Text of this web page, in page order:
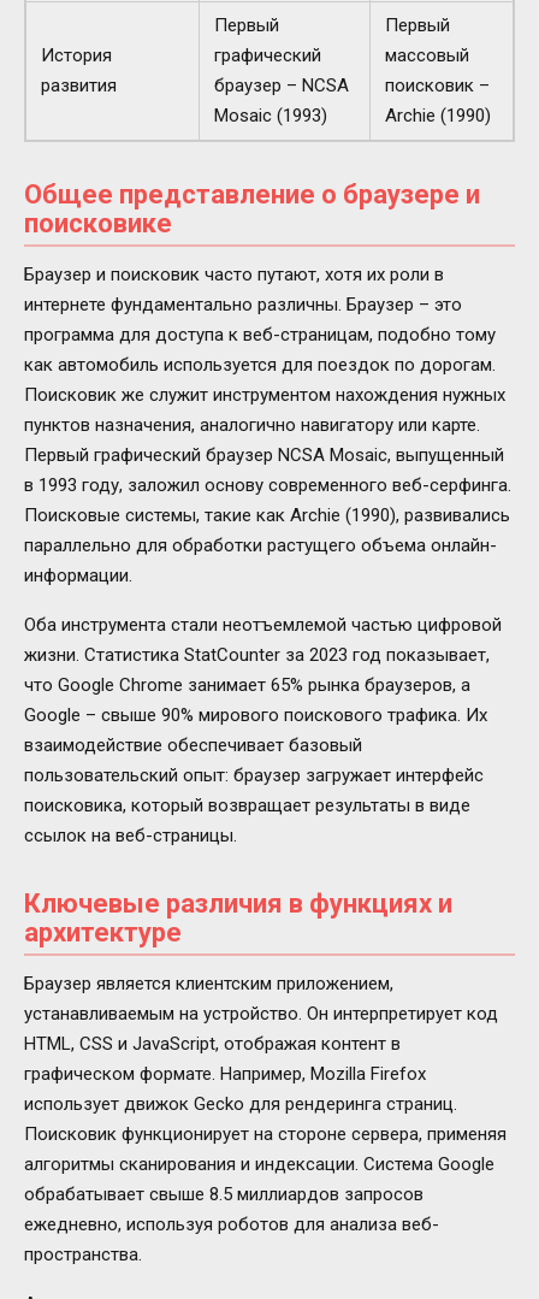
История
развития
Первый
графический
браузер – NCSA
Mosaic (1993)
Первый
массовый
поисковик –
Archie (1990)
Общее представление о браузере и
поисковике
Браузер и поисковик часто путают, хотя их роли в
интернете фундаментально различны. Браузер – это
программа для доступа к веб-страницам, подобно тому
как автомобиль используется для поездок по дорогам.
Поисковик же служит инструментом нахождения нужных
пунктов назначения, аналогично навигатору или карте.
Первый графический браузер NCSA Mosaic, выпущенный
в 1993 году, заложил основу современного веб-серфинга.
Поисковые системы, такие как Archie (1990), развивались
параллельно для обработки растущего объема онлайн-
информации.
Оба инструмента стали неотъемлемой частью цифровой
жизни. Статистика StatCounter за 2023 год показывает,
что Google Chrome занимает 65% рынка браузеров, а
Google – свыше 90% мирового поискового трафика. Их
взаимодействие обеспечивает базовый
пользовательский опыт: браузер загружает интерфейс
поисковика, который возвращает результаты в виде
ссылок на веб-страницы.
Ключевые различия в функциях и
архитектуре
Браузер является клиентским приложением,
устанавливаемым на устройство. Он интерпретирует код
HTML, CSS и JavaScript, отображая контент в
графическом формате. Например, Mozilla Firefox
использует движок Gecko для рендеринга страниц.
Поисковик функционирует на стороне сервера, применяя
алгоритмы сканирования и индексации. Система Google
обрабатывает свыше 8.5 миллиардов запросов
ежедневно, используя роботов для анализа веб-
пространства.